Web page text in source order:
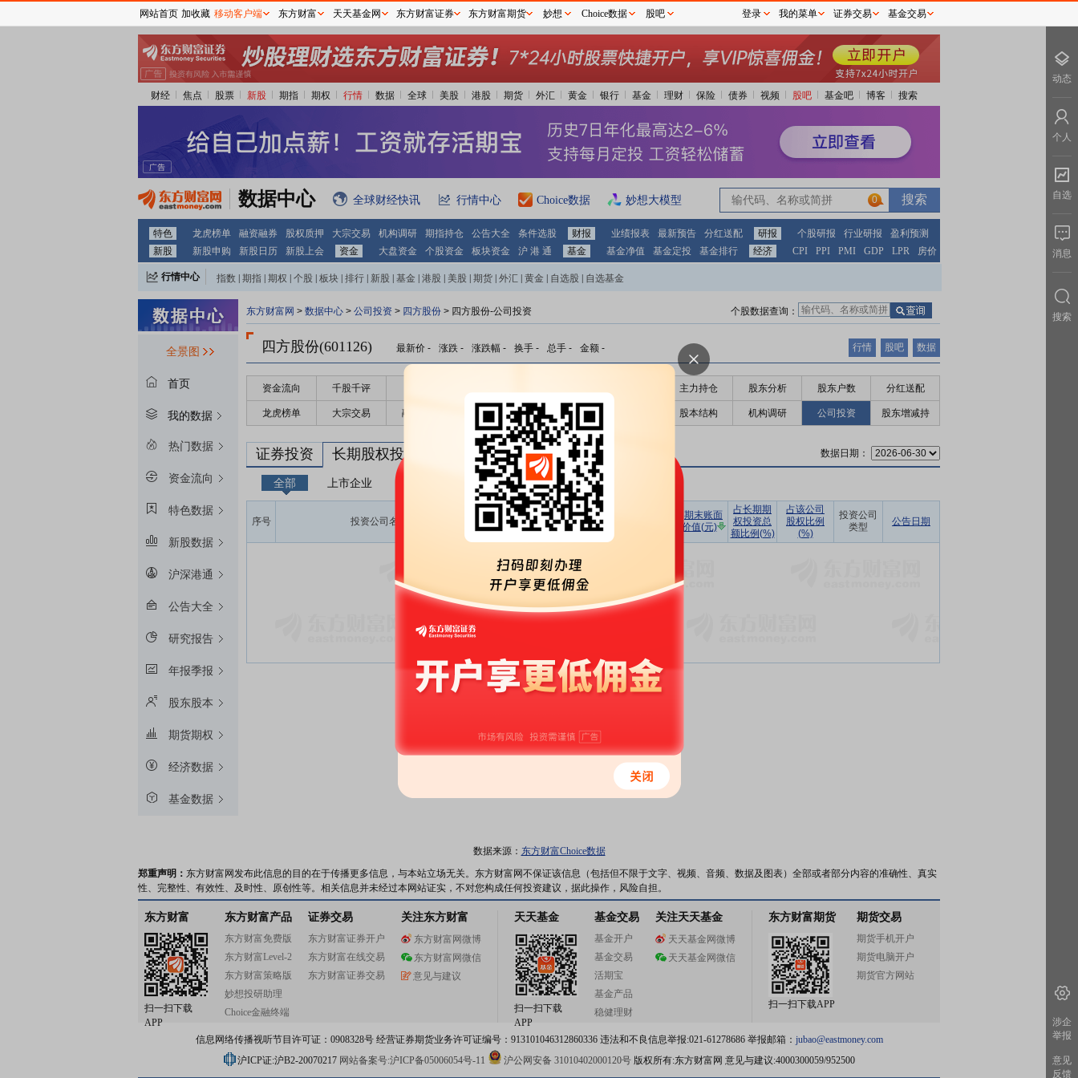
财经 焦点 股票 新股 期指 期权 行情 数据 全球 美股 港股 期货 外汇 黄金 银行 基金 理财 保险 债券 视频 股吧 基金吧 博客 搜索
数据中心 全球财经快讯 行情中心 Choice数据 妙想大模型 0
特色 龙虎榜单 融资融券 股权质押 大宗交易 机构调研 期指持仓 公告大全 条件选股 财报 业绩报表 最新预告 分红送配 研报 个股研报 行业研报
盈利预测
新股
新股申购 新股日历 新股上会 资金 大盘资金 个股资金 板块资金 沪 港 通 基金 基金净值 基金定投 基金排行 经济 CPI PPI PMI GDP LPR 房价
行情中心 指数 期指 期权 个股 板块 排行 新股 基金 港股 美股 期货 外汇 黄金 自选股 自选基金
全景图
首页
我的数据
热门数据
资金流向
特色数据
新股数据
沪深港通
公告大全
研究报告
年报季报
股东股本
期货期权
经济数据
基金数据
东方财富网 > 数据中心 > 公司投资 > 四方股份 > 四方股份-公司投资 个股数据查询：
四方股份(601126) 最新价 - 涨跌 - 涨跌幅 - 换手 - 总手 - 金额 - 行情 股吧 数据
资金流向 千股千评 主力持仓 股东分析 股东户数 分红送配
龙虎榜单 大宗交易 融资融券 高管持股 股东大会 股本结构 机构调研 公司投资 股东增减持
证券投资 长期股权投资 数据日期：
全部 上市企业
序号 投资公司名称
初始投资
金额(元)
持股数量
(股)
期初余额
(元)
期末账面
价值(元)
占长期期
权投资总
额比例(%)
占该公司
股权比例
(%)
投资公司
类型
公告日期
暂无数据
数据来源： 东方财富Choice数据
郑重声明： 东方财富网发布此信息的目的在于传播更多信息，与本站立场无关。东方财富网不保证该信息（包括但不限于文字、视频、音频、数据及图表）全部或者部分内容的准确性、真实
性、完整性、有效性、及时性、原创性等。相关信息并未经过本网站证实，不对您构成任何投资建议，据此操作，风险自担。
东方财富
扫一扫下载
APP
东方财富产品
东方财富免费版
东方财富Level-2
东方财富策略版
妙想投研助理
Choice金融终端
证券交易
东方财富证券开户
东方财富在线交易
东方财富证券交易
关注东方财富
东方财富网微博
东方财富网微信
意见与建议
天天基金
扫一扫下载
APP
基金交易
基金开户
基金交易
活期宝
基金产品
稳健理财
关注天天基金
天天基金网微博
天天基金网微信
东方财富期货
扫一扫下载APP
期货交易
期货手机开户
期货电脑开户
期货官方网站
信息网络传播视听节目许可证：0908328号 经营证券期货业务许可证编号：913101046312860336 违法和不良信息举报:021-61278686 举报邮箱： jubao@eastmoney.com
沪ICP证:沪B2-20070217 网站备案号:沪ICP备05006054号-11 沪公网安备 31010402000120号版权所有:东方财富网 意见与建议:4000300059/952500
网站首页 加收藏 移动客户端 东方财富 天天基金网 东方财富证券 东方财富期货 妙想 Choice数据 股吧 登录 我的菜单 证券交易 基金交易
动态
个人
自选
消息
搜索
涉企
举报
意见
反馈